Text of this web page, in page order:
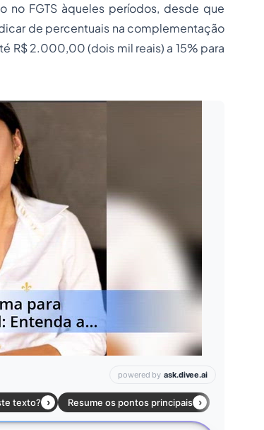
no FGTS àqueles períodos, desde que
de percentuais na complementação
R$ 2.000,00 (dois mil reais) a 15% para